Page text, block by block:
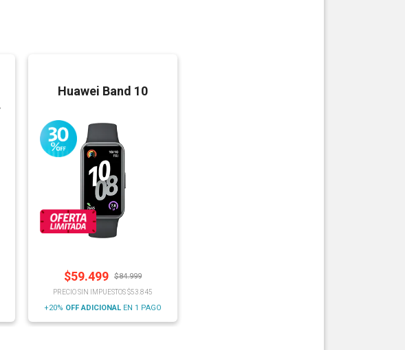
Huawei Band 10
$59.499 $84.999
PRECIO SIN IMPUESTOS $53.845
+20% OFF ADICIONAL EN 1 PAGO